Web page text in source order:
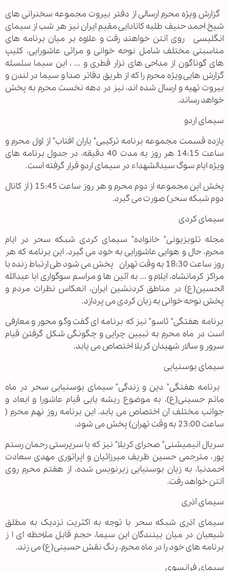
گزارش ویژه محرم ارسالی از دفتر بیروت مجموعه سخنرانی های
شیخ احمد حنیف طلبه کانادایی مقیم ایران نیز هر شب از سیمای
انگلیسی روی آنتن خواهند رفت و علاوه بر میان برنامه های
مناسبتی مختلف شامل نوحه خوانی و مراثی عاشورایی، کلیپ
های گوناگون از مداحی های نزار قطری و ... ، این سیما سلسله
گزارش هایی ویژه محرم را که از طریق دفاتر صدا و سیما در لندن و
بیروت تهیه و ارسال شده اند، نیز در دهه نخست محرم به پخش
خواهد رساند.
سیمای اردو
یازده قسمت مجموعه برنامه ترکیبی" یاران آفتاب" از اول محرم و
ساعت 14:15 هر روز به مدت 40 دقیقه، در جدول برنامه های
ویژه ایام سوگ سیدالشهداء در سیمای اردو قرار گرفته است.
پخش این مجموعه از دوم محرم و هر روز ساعت 15:45 ( از کانال
دوم شبکه سحر) صورت می گیرد.
سیمای کردی
مجله تلویزیونی" خانواده" سیمای کردی شبکه سحر در ایام
محرم، حال و هوایی عاشورایی به خود می گیرد. این برنامه که هر
روز ساعت 18:30 به وقت تهران پخش می شود طی ارتباط زنده با
مراکز کرمانشاه، ایلام و ... به آئین ها و مراسم سوگواری ابا عبدالله
الحسین(ع) در مناطق کردنشین ایران، انعکاس نظرات مردم و
پخش نوحه خوانی به زبان کردی می پردازد.
برنامه هفتگی" ئاسو" نیز که برنامه ای گفت وگو محور و معارفی
است در ماه محرم به تبیین چرایی و چگونگی شکل گرفتن قیام
سرور و سالار شهیدان کربلا اختصاص می یابد.
سیمای بوسنیایی
برنامه هفتگی" دین و زندگی" سیمای بوسنیایی سحر در ماه
ماتم حسینی(ع)، به موضوع ریشه یابی قیام عاشورا و ابعاد و
جوانب مختلف آن اختصاص می یابد. این برنامه روز نهم محرم (
ساعت 23:00 به وقت تهران) پخش می شود.
سریال انیمیشنی" صحرای کربلا" نیز که با سرپرستی رحمان رستم
پور، مترجمی حسین ظریف میرزائیان و اپراتوری مهدی سعادت
احمدنیا، به زبان بوسنیایی زیرنویس شده، از هفتم محرم روی
آنتن خواهد رفت.
سیمای آذری
سیمای آذری شبکه سحر با توجه به اکثریت نزدیک به مطلق
شیعیان در میان بینندگان این سیما، حجم قابل ملاحظه ای ا ز
برنامه های خود را در ماه محرم، رنگ نقش حسینی(ع) می زند.
سیمای فرانسوی